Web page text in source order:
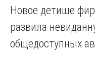
Новое детище
развила
общедоступных